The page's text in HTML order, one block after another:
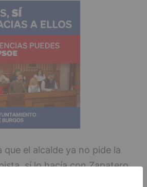
que el alcalde ya no pide la
sí lo hacía con Zapatero